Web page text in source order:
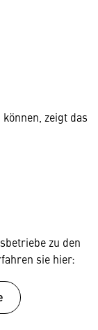
zeigt das
zu den
sie hier: